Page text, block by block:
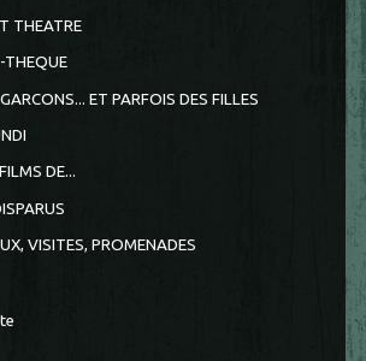
THEATRE
THEQUE
ET PARFOIS DES FILLES
DE...
VISITES, PROMENADES